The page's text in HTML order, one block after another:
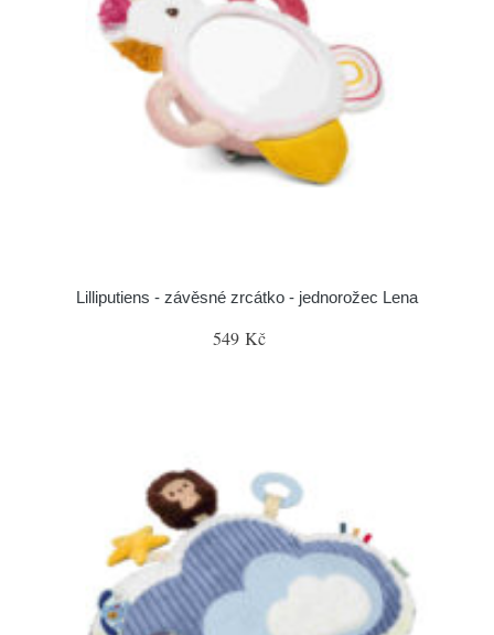
Lilliputiens - závěsné zrcátko - jednorožec Lena
549 Kč